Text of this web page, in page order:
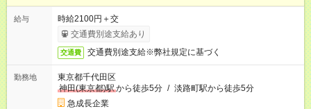
給与
時給2100円＋交
交通費別途支給あり
交通費 交通費別途支給※弊社規定に基づく
勤務地
東京都千代田区
神田(東京都)駅から徒歩5分 / 淡路町駅から徒歩5分
急成長企業